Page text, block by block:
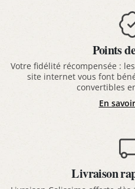
Points
Votre fidélité récompensée :
site internet vous font
convertibles
En
Livraison